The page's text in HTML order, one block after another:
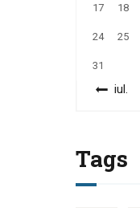
17 18
24 25
31
« iul.
Tags